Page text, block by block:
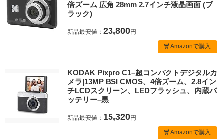
倍ズーム 広角 28mm 2.7インチ液晶画面 (ブ
ラック)
新品最安値： 23,800円
Amazonで購入
KODAK Pixpro C1–超コンパクトデジタルカ
メラ|13MP BSI CMOS、4倍ズーム、2.8イン
チLCDスクリーン、LEDフラッシュ、内蔵バ
ッテリー–黒
新品最安値： 15,320円
Amazonで購入